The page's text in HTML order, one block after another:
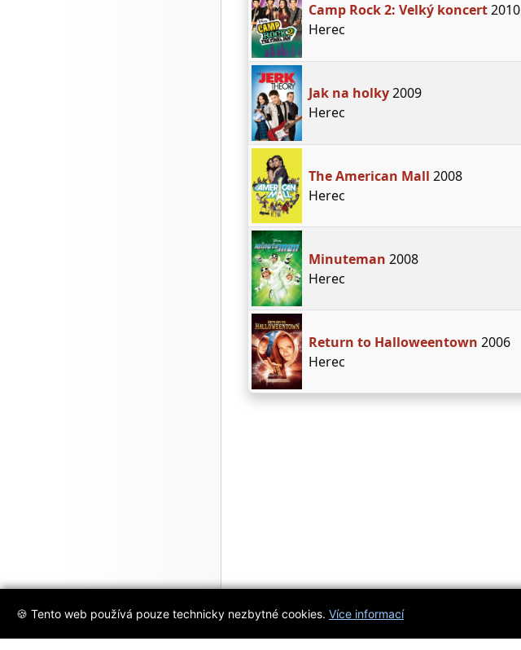
Camp Rock 2: Velký koncert2010
Herec
Jak na holky2009
Herec
The American Mall 2008
Herec
Minuteman 2008
Herec
Return to Halloweentown 2006
Herec
🍪 Tento web používá pouze technicky nezbytné cookies. Více informací